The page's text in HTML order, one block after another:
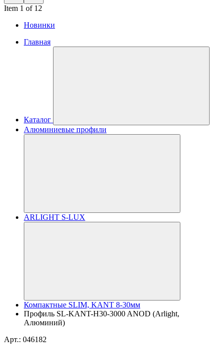
Item 1 of 12
Новинки
Главная
Каталог
Алюминиевые профили
ARLIGHT S-LUX
Компактные SLIM, KANT 8-30мм
Профиль SL-KANT-H30-3000 ANOD (Arlight,
Алюминий)
Арт.: 046182